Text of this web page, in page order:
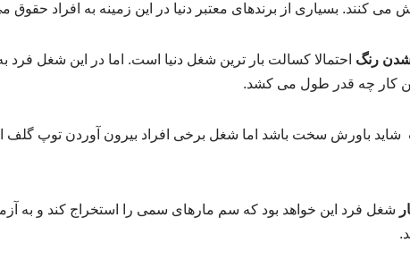
می کنند. بسیاری از برندهای معتبر دنیا در این زمینه به افراد حقوق
رنگ احتمالا کسالت بار ترین شغل دنیا است. اما در این شغل
این کار چه قدر طول می کشد.
شاید باورش سخت باشد اما شغل برخی افراد بیرون آوردن توپ
شغل فرد این خواهد بود که سم مارهای سمی را استخراج کند و به